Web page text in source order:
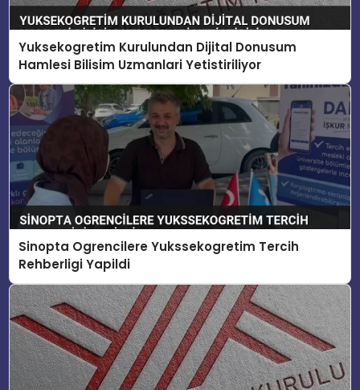
Yuksekogretim Kurulundan Dijital Donusum
Hamlesi Bilisim Uzmanlari Yetistiriliyor
Sinopta Ogrencilere Yukssekogretim Tercih
Rehberligi Yapildi